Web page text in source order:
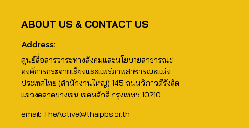
ABOUT US & CONTACT US
Address:
ศูนย์สื่อสารวาระทางสังคมและนโยบายสาธารณะ
องค์การกระจายเสียงและแพร่ภาพสาธารณะแห่ง
ประเทศไทย (สำนักงานใหญ่) 145 ถนนวิภาวดีรังสิต
แขวงตลาดบางเขน เขตหลักสี่ กรุงเทพฯ 10210
email: TheActive@thaipbs.or.th